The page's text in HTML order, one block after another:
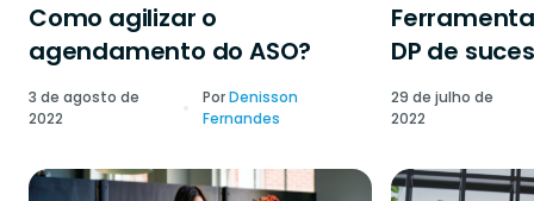
Como agilizar o
agendamento do ASO?
3 de agosto de
2022
PorDenisson
Fernandes
DP de
29 de julho de
2022